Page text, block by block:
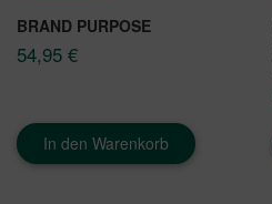
BRAND PURPOSE
54,95 €
In den Warenkorb